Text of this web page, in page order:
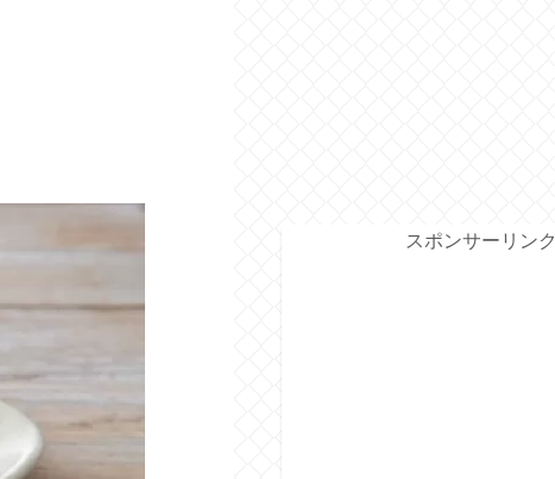
スポンサーリンク